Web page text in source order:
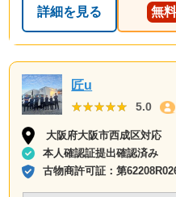
詳細を見る 無
匠u
★★★★★
★★★★★ 5.0
大阪府大阪市西成区対応
本人確認証提出確認済み
古物商許可証：第